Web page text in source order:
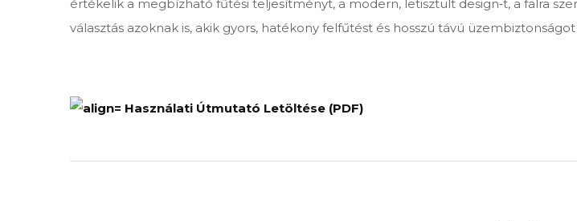
értékelik a megbízható fűtési teljesítményt, a modern, letisztult design‑t, a falra
választás azoknak is, akik gyors, hatékony felfűtést és hosszú távú
Használati Útmutató Letöltése (PDF)